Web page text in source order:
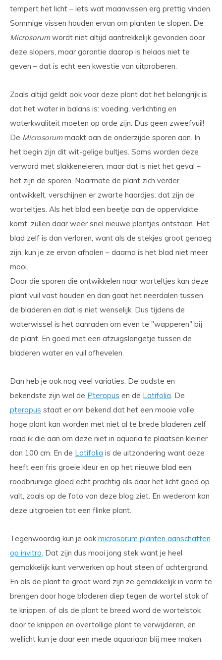
tempert het licht – iets wat maanvissen erg prettig vinden.
Sommige vissen houden ervan om planten te slopen. De
Microsorumwordt niet altijd aantrekkelijk gevonden door
deze slopers, maar garantie daarop is helaas niet te
geven – dat is echt een kwestie van uitproberen.
Zoals altijd geldt ook voor deze plant dat het belangrijk is
dat het water in balans is: voeding, verlichting en
waterkwaliteit moeten op orde zijn. Dus geen zweefvuil!
De Microsorummaakt aan de onderzijde sporen aan. In
het begin zijn dit wit-gelige bultjes. Soms worden deze
verward met slakkeneieren, maar dat is niet het geval –
het zijn de sporen. Naarmate de plant zich verder
ontwikkelt, verschijnen er zwarte haardjes: dat zijn de
worteltjes. Als het blad een beetje aan de oppervlakte
komt, zullen daar weer snel nieuwe plantjes ontstaan. Het
blad zelf is dan verloren, want als de stekjes groot genoeg
zijn, kun je ze ervan afhalen – daarna is het blad niet meer
mooi.
Door die sporen die ontwikkelen naar worteltjes kan deze
plant vuil vast houden en dan gaat het neerdalen tussen
de bladeren en dat is niet wenselijk. Dus tijdens de
waterwissel is het aanraden om even te "wapperen" bij
de plant. En goed met een afzuigslangetje tussen de
bladeren water en vuil afhevelen.
Dan heb je ook nog veel variaties. De oudste en
bekendste zijn wel de Pteropus en de Latifolia. De
pteropus staat er om bekend dat het een mooie volle
hoge plant kan worden met niet al te brede bladeren zelf
raad ik die aan om deze niet in aquaria te plaatsen kleiner
dan 100 cm. En de Latifolia is de uitzondering want deze
heeft een fris groeie kleur en op het nieuwe blad een
roodbruinige gloed echt prachtig als daar het licht goed op
valt, zoals op de foto van deze blog ziet. En wederom kan
deze uitgroeien tot een flinke plant.
Tegenwoordig kun je ook microsorum planten aanschaffen
op invitro. Dat zijn dus mooi jong stek want je heel
gemakkelijk kunt verwerken op hout steen of achtergrond.
En als de plant te groot word zijn ze gemakkelijk in vorm te
brengen door hoge bladeren diep tegen de wortel stok af
te knippen. of als de plant te breed word de wortelstok
door te knippen en overtollige plant te verwijderen, en
wellicht kun je daar een mede aquariaan blij mee maken.